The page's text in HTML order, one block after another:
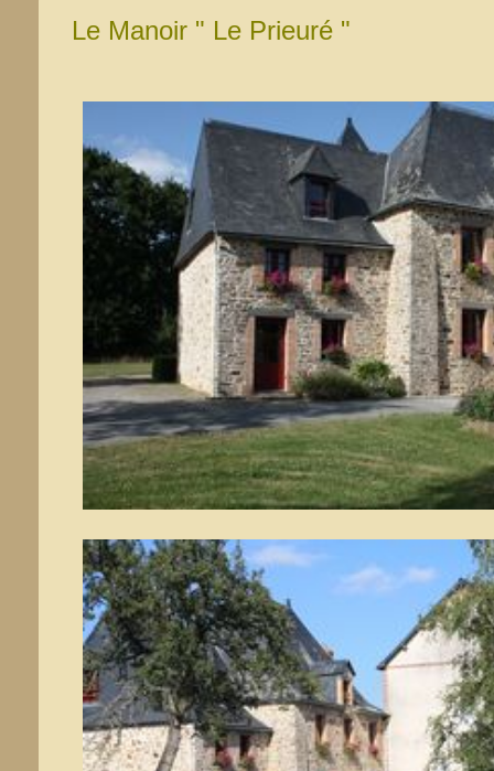
Le Manoir " Le Prieuré "